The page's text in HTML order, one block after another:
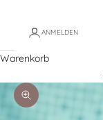
ANMELDEN
Warenkorb
Bild vergrößern